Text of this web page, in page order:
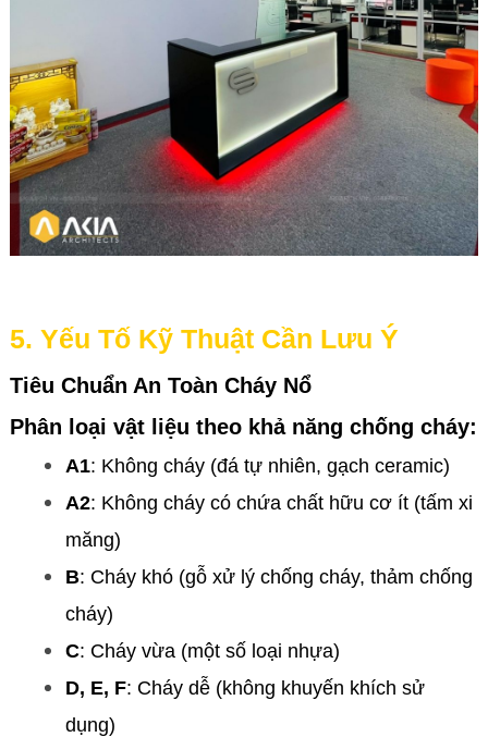
5. Yếu Tố Kỹ Thuật Cần Lưu Ý
Tiêu Chuẩn An Toàn Cháy Nổ
Phân loại vật liệu theo khả năng chống cháy:
A1: Không cháy (đá tự nhiên, gạch ceramic)
A2: Không cháy có chứa chất hữu cơ ít (tấm xi
măng)
B: Cháy khó (gỗ xử lý chống cháy, thảm chống
cháy)
C: Cháy vừa (một số loại nhựa)
D, E, F: Cháy dễ (không khuyến khích sử
dụng)